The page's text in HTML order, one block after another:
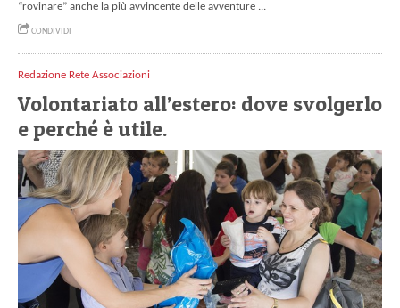
“rovinare” anche la più avvincente delle avventure ...
CONDIVIDI
Redazione Rete Associazioni
Volontariato all’estero: dove svolgerlo
e perché è utile.